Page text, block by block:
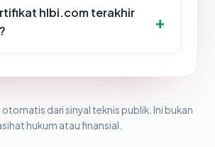
hlbi.com terakhir
dari sinyal teknis publik. Ini bukan
hukum atau finansial.